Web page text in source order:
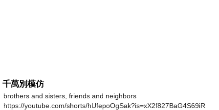
千萬別模仿
brothers and sisters, friends and neighbors
https://youtube.com/shorts/hUfepoOgSak?is=xX2f827BaG4S69iR